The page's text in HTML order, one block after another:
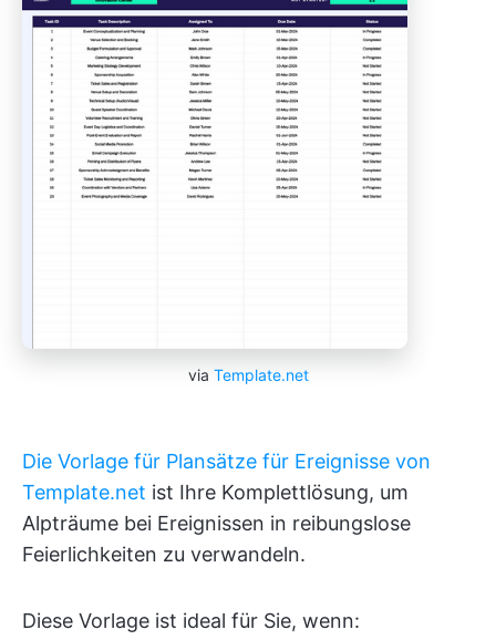
via Template.net
Die Vorlage für Plansätze für Ereignisse von
Template.net ist Ihre Komplettlösung, um
Alpträume bei Ereignissen in reibungslose
Feierlichkeiten zu verwandeln.
Diese Vorlage ist ideal für Sie, wenn: